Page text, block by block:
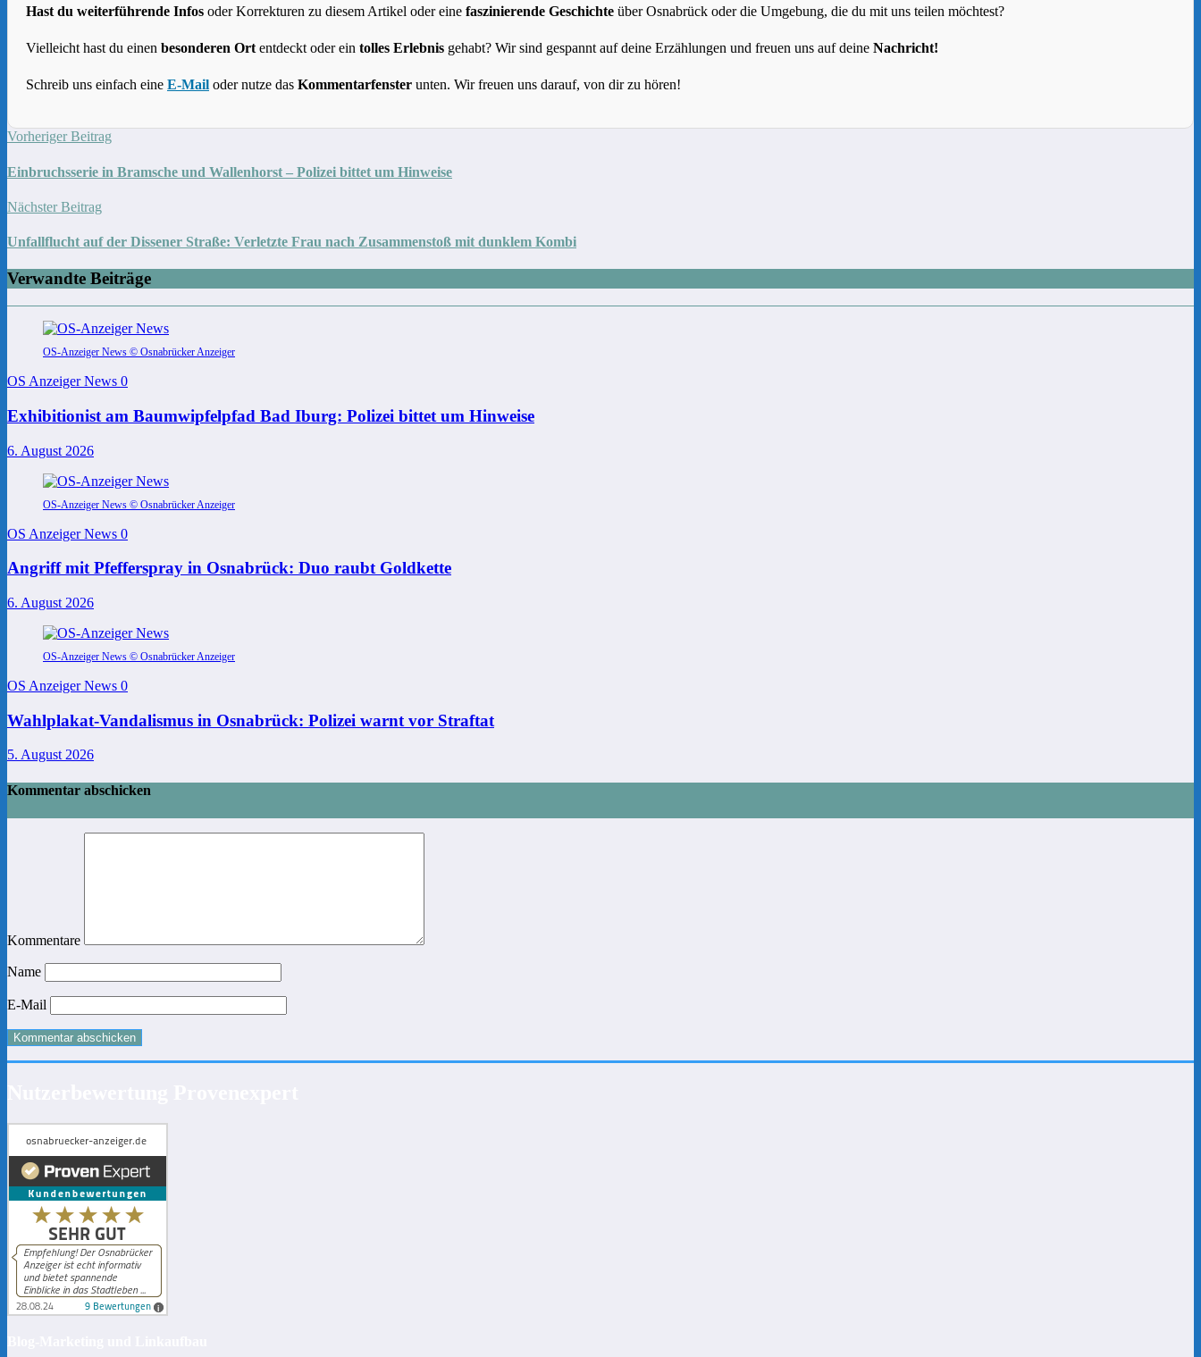
Hast du weiterführende Infos oder Korrekturen zu diesem Artikel oder eine faszinierende Geschichte über Osnabrück oder die Umgebung, die du mit uns teilen möchtest?
Vielleicht hast du einen besonderen Ort entdeckt oder ein tolles Erlebnis gehabt? Wir sind gespannt auf deine Erzählungen und freuen uns auf deine Nachricht!
Schreib uns einfach eine E-Mail oder nutze das Kommentarfenster unten. Wir freuen uns darauf, von dir zu hören!
Vorheriger Beitrag
Einbruchsserie in Bramsche und Wallenhorst – Polizei bittet um Hinweise
Nächster Beitrag
Unfallflucht auf der Dissener Straße: Verletzte Frau nach Zusammenstoß mit dunklem Kombi
Verwandte Beiträge
OS-Anzeiger News © Osnabrücker Anzeiger
OS Anzeiger News 0
Exhibitionist am Baumwipfelpfad Bad Iburg: Polizei bittet um Hinweise
6. August 2026
OS-Anzeiger News © Osnabrücker Anzeiger
OS Anzeiger News 0
Angriff mit Pfefferspray in Osnabrück: Duo raubt Goldkette
6. August 2026
OS-Anzeiger News © Osnabrücker Anzeiger
OS Anzeiger News 0
Wahlplakat-Vandalismus in Osnabrück: Polizei warnt vor Straftat
5. August 2026
Kommentar abschicken
Kommentare
Name
E-Mail